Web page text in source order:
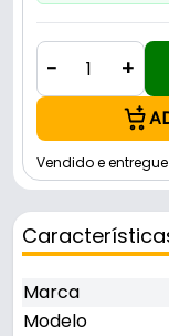
- +
Vendido e
Marca
Modelo